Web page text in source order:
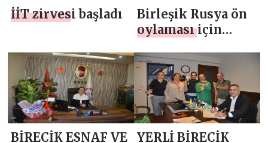
İİT zirvesi başladı
Birleşik Rusya ön
oylaması için
başladı
BİRECİK ESNAF VE
YERLİ BİRECİK